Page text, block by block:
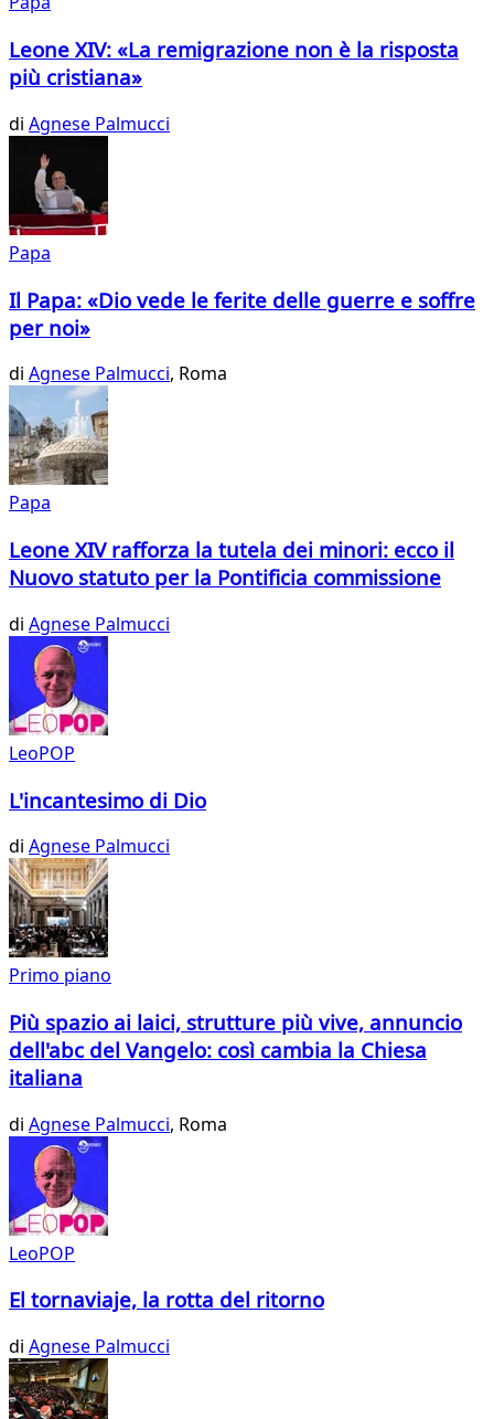
Leone XIV: «La remigrazione non è la risposta
più cristiana»
di Agnese Palmucci
Papa
Il Papa: «Dio vede le ferite delle guerre e soffre
per noi»
di Agnese Palmucci, Roma
Papa
Leone XIV rafforza la tutela dei minori: ecco il
Nuovo statuto per la Pontificia commissione
di Agnese Palmucci
LeoPOP
L'incantesimo di Dio
di Agnese Palmucci
Primo piano
Più spazio ai laici, strutture più vive, annuncio
dell'abc del Vangelo: così cambia la Chiesa
italiana
di Agnese Palmucci, Roma
LeoPOP
El tornaviaje, la rotta del ritorno
di Agnese Palmucci